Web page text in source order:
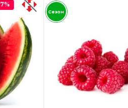
Сезон